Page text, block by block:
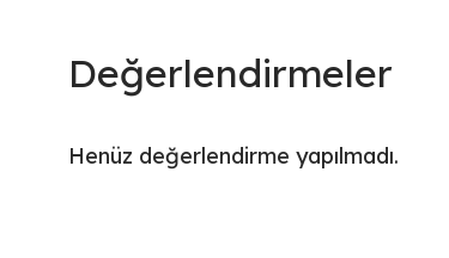
Değerlendirmeler
Henüz değerlendirme yapılmadı.